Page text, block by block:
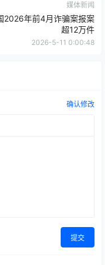
媒体新闻
2026年前4月诈骗案报案
超12万件
2026-5-11 0:00:48
确认修改
提交